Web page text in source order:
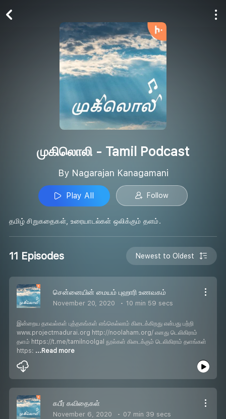
முகிலொலி - Tamil Podcast
By Nagarajan Kanagamani
Play All Follow
தமிழ் சிறுகதைகள், உரையாடல்கள் ஒலிக்கும் தளம்.
11 Episodes Newest to Oldest
சென்னையின் மையம் புஹாரி உணவகம்
November 20, 2020 10 min 59 secs
இன்றைய தகவல்கள் புத்தகங்கள் எங்கெல்லாம் கிடைக்கிறது என்பது பற்றி
www.projectmadurai.org http://noolaham.org/ எனது டெலிகிராம்
தளம் https://t.me/tamilnoolgal நூல்கள் கிடைக்கும் டெலிகிராம் தளங்கள்
https: ...Read more
கபீர் கவிதைகள்
November 6, 2020 07 min 39 secs